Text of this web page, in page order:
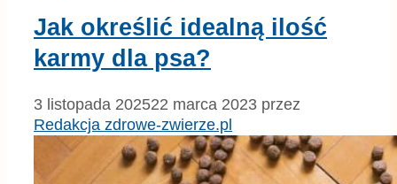
Jak określić idealną ilość
karmy dla psa?
3 listopada 202522 marca 2023 przez
Redakcja zdrowe-zwierze.pl